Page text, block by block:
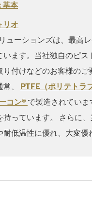
基本
リオ
ューションズは、最高
います。当社独自のピ
付けなどのお客様のご
、 PTFE（ポリテトラ
コン® で製造されてい
っています。 さらに
低温性に優れ、大変優